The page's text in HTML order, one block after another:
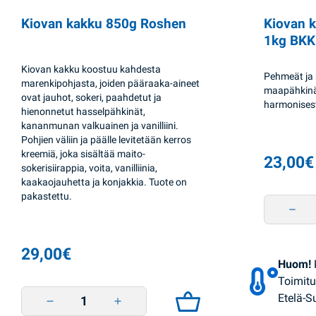
Kiovan kakku 850g Roshen
Kiovan kakku koostuu kahdesta
marenkipohjasta, joiden pääraaka-aineet
ovat jauhot, sokeri, paahdetut ja
hienonnetut hasselpähkinät,
kananmunan valkuainen ja vanilliini.
Pohjien väliin ja päälle levitetään kerros
kreemiä, joka sisältää maito-
sokerisiirappia, voita, vanilliinia,
kaakaojauhetta ja konjakkia. Tuote on
pakastettu.
29,00€
Kiovan kakku 850g Roshen quantity
Kiovan
1kg BKK
Pehmeät
23,00€
Huom!
Etelä-